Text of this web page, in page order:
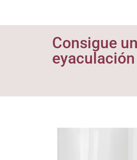
Consigue